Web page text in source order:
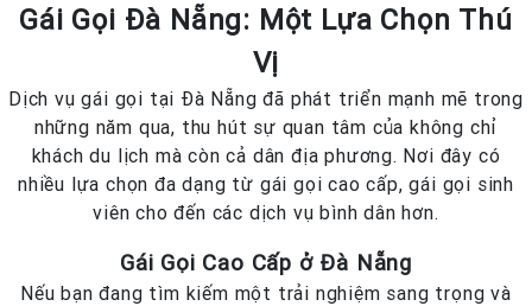
Gái Gọi Đà Nẵng: Một Lựa Chọn Thú
Vị
Dịch vụ gái gọi tại Đà Nẵng đã phát triển mạnh mẽ trong
những năm qua, thu hút sự quan tâm của không chỉ
khách du lịch mà còn cả dân địa phương. Nơi đây có
nhiều lựa chọn đa dạng từ gái gọi cao cấp, gái gọi sinh
viên cho đến các dịch vụ bình dân hơn.
Gái Gọi Cao Cấp ở Đà Nẵng
Nếu bạn đang tìm kiếm một trải nghiệm sang trọng và